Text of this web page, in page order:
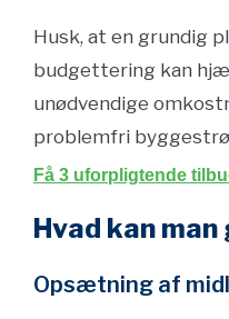
Husk, at en grundig
budgettering kan
unødvendige
problemfri
Få 3 uforpligtende
Hvad kan man
Opsætning af